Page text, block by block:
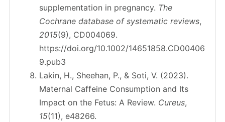
supplementation in pregnancy. The
Cochrane database of systematic reviews,
2015(9), CD004069.
https://doi.org/10.1002/14651858.CD00406
9.pub3
Lakin, H., Sheehan, P., & Soti, V. (2023).
Maternal Caffeine Consumption and Its
Impact on the Fetus: A Review. Cureus,
15(11), e48266.